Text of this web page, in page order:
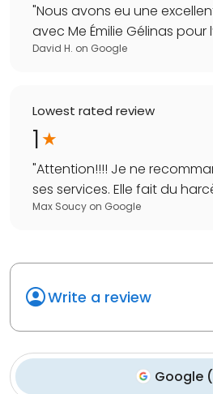
"Nous avons eu une
avec Me Émilie Gélinas pour
David H. on Google
Lowest rated review
1
"Attention!!!! Je ne
ses services. Elle fait du
Max Soucy on Google
Write a review
Google (